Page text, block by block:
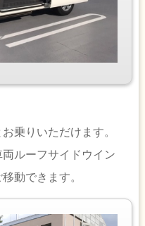
乗りいただけます。
ルーフサイドウイン
動できます。